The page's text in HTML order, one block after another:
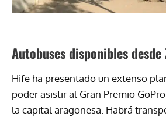
Autobuses disponibles desde
Hife ha presentado un extenso
poder asistir al Gran Premio
la capital aragonesa. Habrá